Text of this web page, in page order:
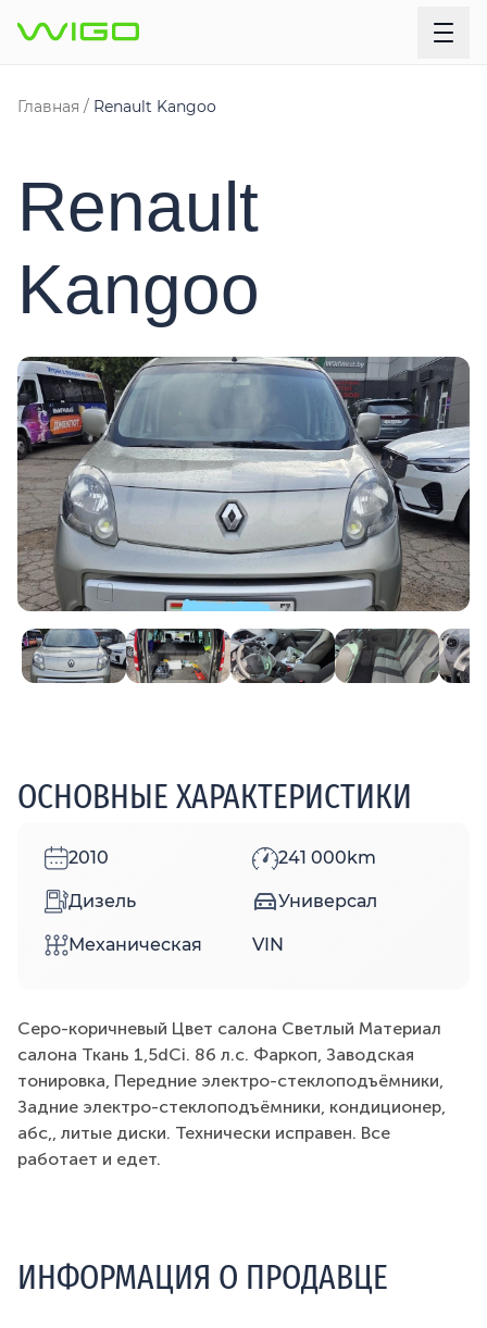
Главная Renault Kangoo
Renault
Kangoo
ОСНОВНЫЕ ХАРАКТЕРИСТИКИ
2010 241 000km
Дизель Универсал
Механическая VIN
Серо-коричневый Цвет салона Светлый Материал
салона Ткань 1,5dCi. 86 л.с. Фаркоп, Заводская
тонировка, Передние электро-стеклоподъёмники,
Задние электро-стеклоподъёмники, кондиционер,
абс,, литые диски. Технически исправен. Все
работает и едет.
ИНФОРМАЦИЯ О ПРОДАВЦЕ